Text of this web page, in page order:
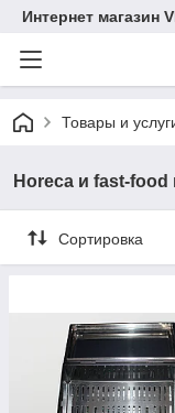
Интернет магазин
Товары и
Horeca и fast-
Сортировка